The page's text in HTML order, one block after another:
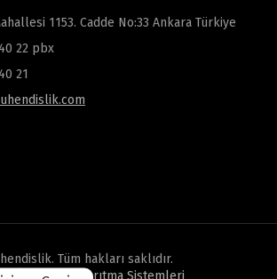
1153. Cadde No:33 Ankara Türkiye
22 pbx
21
Tüm hakları saklıdır.
Oveon Su Arıtma Sistemleri